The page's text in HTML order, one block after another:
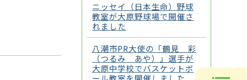
ニッセイ（日本生命）野球
教室が大原野球場で開催さ
れました
八潮市PR大使の「鶴見 彩
（つるみ あや）」選手が
大原中学校でバスケットボ